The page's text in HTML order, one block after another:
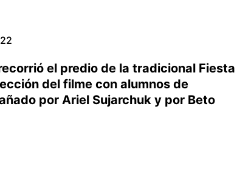
el predio de la tradicional Fiesta
del filme con alumnos de
por Ariel Sujarchuk y por Beto